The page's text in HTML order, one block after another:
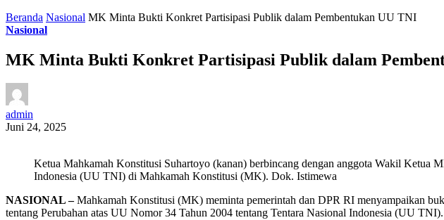
Beranda Nasional MK Minta Bukti Konkret Partisipasi Publik dalam Pembentukan UU TNI
Nasional
MK Minta Bukti Konkret Partisipasi Publik dalam
admin
Juni 24, 2025
Ketua Mahkamah Konstitusi Suhartoyo (kanan) berbincang dengan anggota Wakil Ketua
Indonesia (UU TNI) di Mahkamah Konstitusi (MK). Dok. Istimewa
NASIONAL –Mahkamah Konstitusi (MK) meminta pemerintah dan DPR RI menyampaikan
tentang Perubahan atas UU Nomor 34 Tahun 2004 tentang Tentara Nasional Indonesia (UU TNI).